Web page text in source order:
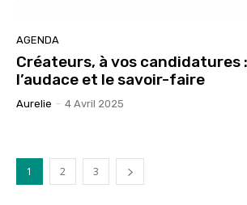
AGENDA
Créateurs, à vos candidatures
l’audace et le savoir-faire
Aurelie - 4 Avril 2025
1 2 3